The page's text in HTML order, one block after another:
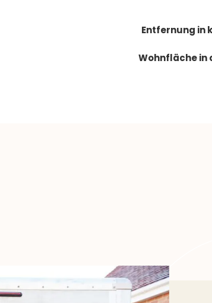
Entfernung in
Wohnfläche in